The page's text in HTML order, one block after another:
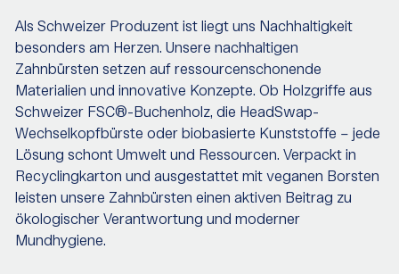
Als Schweizer Produzent ist liegt uns Nachhaltigkeit
besonders am Herzen. Unsere nachhaltigen
Zahnbürsten setzen auf ressourcenschonende
Materialien und innovative Konzepte. Ob Holzgriffe aus
Schweizer FSC®-Buchenholz, die HeadSwap-
Wechselkopfbürste oder biobasierte Kunststoffe – jede
Lösung schont Umwelt und Ressourcen. Verpackt in
Recyclingkarton und ausgestattet mit veganen Borsten
leisten unsere Zahnbürsten einen aktiven Beitrag zu
ökologischer Verantwortung und moderner
Mundhygiene.